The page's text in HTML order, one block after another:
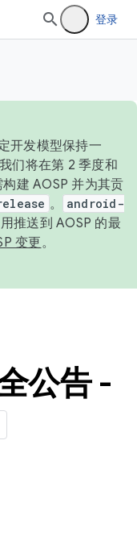
登录
开发模型保持一
们将在第 2 季度和
建 AOSP 并为其贡
。
android-
推送到 AOSP 的最
变更。
公告 -